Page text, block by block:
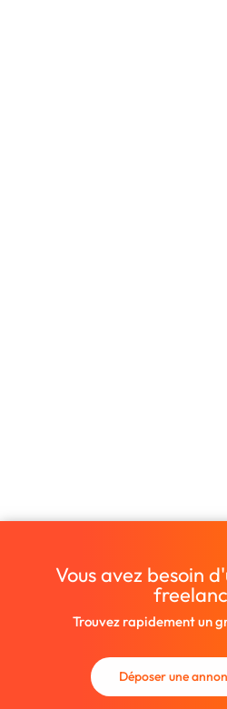
Vous avez besoin
Trouvez rapidement un
Déposer une